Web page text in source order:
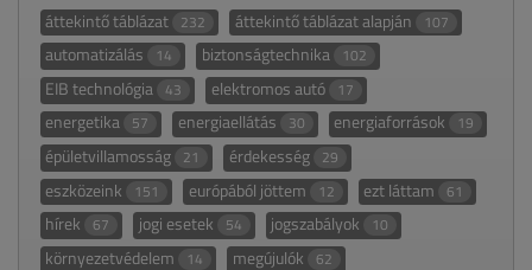
áttekintő táblázat 232 áttekintő táblázat alapján 107
automatizálás 14 biztonságtechnika 102
EIB technológia 43 elektromos autó 17
energetika 57 energiaellátás 30 energiaforrások 19
épületvillamosság 21 érdekesség 29
eszközeink 151 európából jöttem 12 ezt láttam 61
hírek 67 jogi esetek 54 jogszabályok 10
környezetvédelem 14 megújulók 62